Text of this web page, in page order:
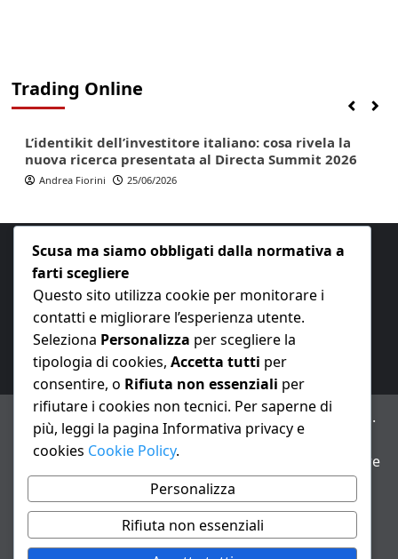
Trading Online
L’identikit dell’investitore italiano: cosa rivela la
nuova ricerca presentata al Directa Summit 2026
Andrea Fiorini 25/06/2026
E-mail:redazione@nuovaeconomia.it
ANNO XXIII – Testata giornalistica reg. Trib. Milano n.
487 del 20/9/2002 – Dir. resp. Andrea Fiorini
Avviso IA: alcuni articoli di questo sito possono essere
realizzati con il supporto di sistemi di intelligenza
artificiale con supervisione e verifica di un redattore
Informativa privacy e cookie
Scusa ma siamo obbligati dalla normativa a
farti scegliere
Questo sito utilizza cookie per monitorare i
contatti e migliorare l’esperienza utente.
Seleziona Personalizza per scegliere la
tipologia di cookies, Accetta tutti per
consentire, o Rifiuta non essenziali per
rifiutare i cookies non tecnici. Per saperne di
più, leggi la pagina Informativa privacy e
cookies Cookie Policy.
Personalizza
Rifiuta non essenziali